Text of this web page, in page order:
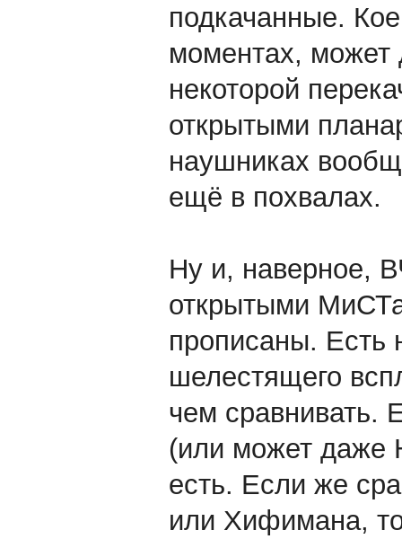
подкачанные.
моментах,
некоторой
открытыми
наушниках
ещё в похвалах.
Ну и, наверное,
открытыми
прописаны. Есть
шелестящего
чем
(или может даже
есть. Если же
или Хифимана,